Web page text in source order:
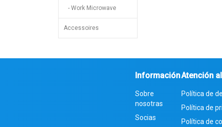
- Work Microwave
Accessoires
Información
Sobre
nosotras
Socias
Atención
Política de
Política de
Política de